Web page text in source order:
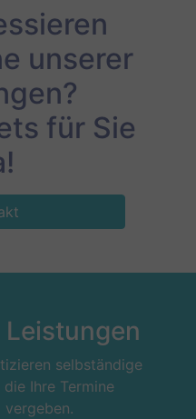
unserer
für Sie
selbständige
Ihre Termine
vergeben.